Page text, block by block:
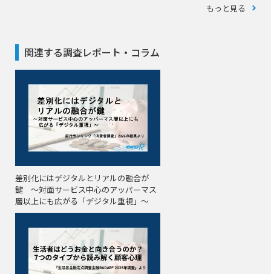
もっと見る
関連する調査レポート・コラム
差別化にはデジタルとリアルの融合が
鍵 〜対面サービス中心のアッパーマス
層以上にも広がる「デジタル重視」〜